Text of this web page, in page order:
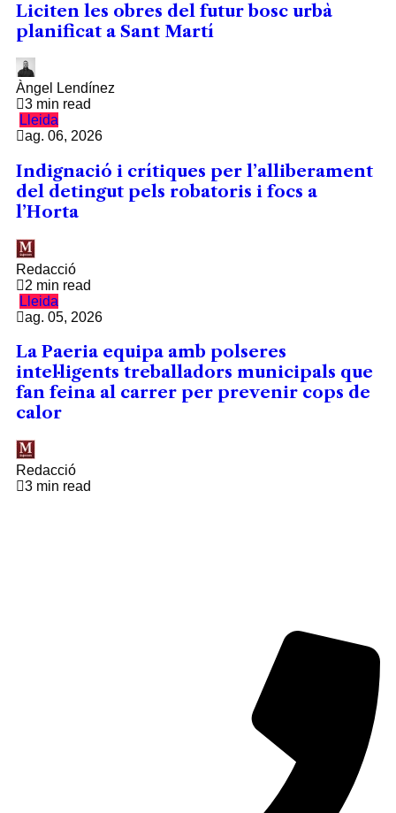
Liciten les obres del futur bosc urbà
planificat a Sant Martí
Àngel Lendínez
3 min read
Lleida
ag. 06, 2026
Indignació i crítiques per l’alliberament
del detingut pels robatoris i focs a
l’Horta
Redacció
2 min read
Lleida
ag. 05, 2026
La Paeria equipa amb polseres
intel·ligents treballadors municipals que
fan feina al carrer per prevenir cops de
calor
Redacció
3 min read